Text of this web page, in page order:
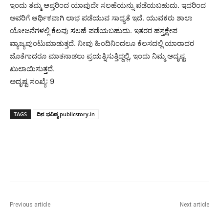
ಇಂದು ತಮ್ಮ ಆಪ್ತರಿಂದ ಯಾವುದೇ ಸಲಹೆಯನ್ನು ಪಡೆಯಬಹುದು. ಇದರಿಂದ
ಅವರಿಗೆ ಆರ್ಥಿಕವಾಗಿ ಲಾಭ ಪಡೆಯುವ ಸಾಧ್ಯತೆ ಇದೆ. ಯುವಕರು ಶಾಲಾ
ಯೋಜನೆಗಳಲ್ಲಿ ಕೆಲವು ಸಲಹೆ ಪಡೆಯಬಹುದು. ಇತರರ ಹಸ್ತಕ್ಷೇಪ
ವ್ಯಾಜ್ಯವುಂಟುಮಾಡುತ್ತದೆ. ನೀವು ಹಿಂದಿನಿಂದಲೂ ಕೆಲಸದಲ್ಲಿ ಯಾರಾದರ
ಜೊತೆಗಾದರೂ ಮಾತನಾಡಲು ಪ್ರಯತ್ನಿಸುತ್ತಿದ್ದಲ್ಲಿ, ಇಂದು ನಿಮ್ಮ ಅದೃಷ್ಟ
ಖುಲಾಯಿಸುತ್ತದೆ.
ಅದೃಷ್ಟ ಸಂಖ್ಯೆ: 9
TAGS ದಿನ ಭವಿಷ್ಯ publicstory.in
Previous article Next article